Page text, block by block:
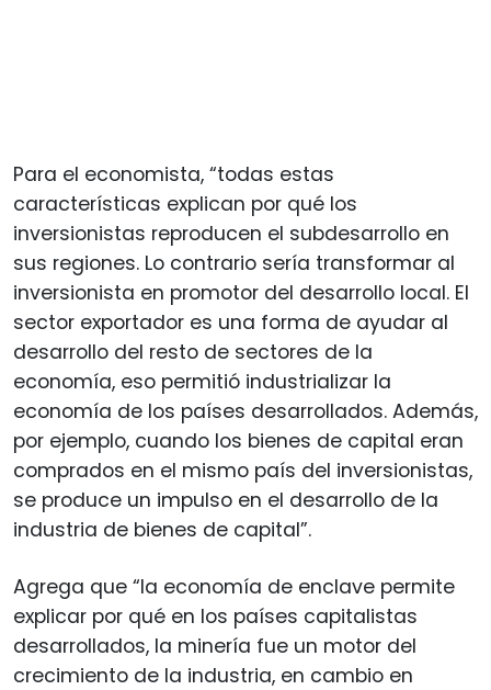
Para el economista, “todas estas
características explican por qué los
inversionistas reproducen el subdesarrollo en
sus regiones. Lo contrario sería transformar al
inversionista en promotor del desarrollo local. El
sector exportador es una forma de ayudar al
desarrollo del resto de sectores de la
economía, eso permitió industrializar la
economía de los países desarrollados. Además,
por ejemplo, cuando los bienes de capital eran
comprados en el mismo país del inversionistas,
se produce un impulso en el desarrollo de la
industria de bienes de capital”.
Agrega que “la economía de enclave permite
explicar por qué en los países capitalistas
desarrollados, la minería fue un motor del
crecimiento de la industria, en cambio en